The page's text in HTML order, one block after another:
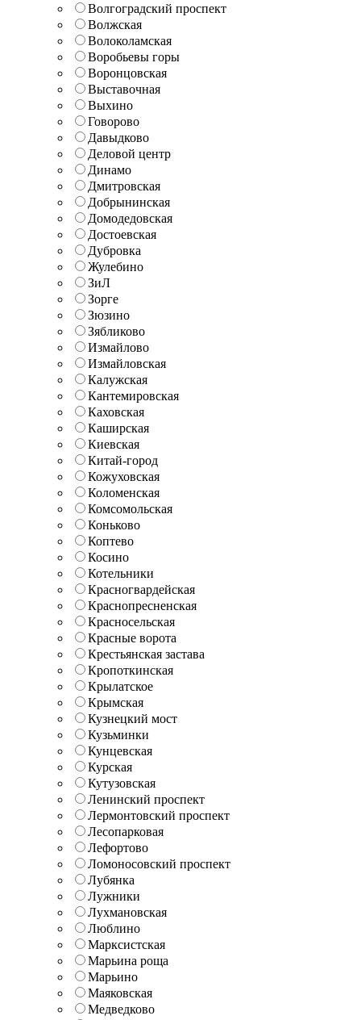
Волгоградский проспект
Волжская
Волоколамская
Воробьевы горы
Воронцовская
Выставочная
Выхино
Говорово
Давыдково
Деловой центр
Динамо
Дмитровская
Добрынинская
Домодедовская
Достоевская
Дубровка
Жулебино
ЗиЛ
Зорге
Зюзино
Зябликово
Измайлово
Измайловская
Калужская
Кантемировская
Каховская
Каширская
Киевская
Китай-город
Кожуховская
Коломенская
Комсомольская
Коньково
Коптево
Косино
Котельники
Красногвардейская
Краснопресненская
Красносельская
Красные ворота
Крестьянская застава
Кропоткинская
Крылатское
Крымская
Кузнецкий мост
Кузьминки
Кунцевская
Курская
Кутузовская
Ленинский проспект
Лермонтовский проспект
Лесопарковая
Лефортово
Ломоносовский проспект
Лубянка
Лужники
Лухмановская
Люблино
Марксистская
Марьина роща
Марьино
Маяковская
Медведково